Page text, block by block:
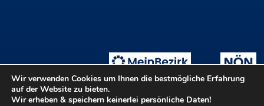
Wir verwenden Cookies um Ihnen die bestmögliche Erfahrung
auf der Website zu bieten.
Wir erheben & speichern keinerlei persönliche Daten!